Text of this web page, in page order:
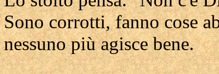
Sono corrotti, fanno cose
nessuno più agisce bene.